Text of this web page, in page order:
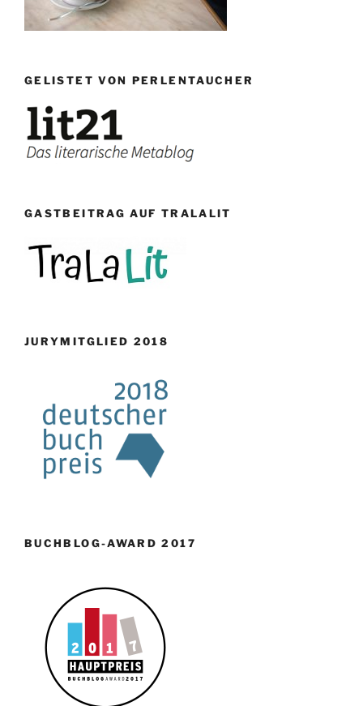
GELISTET VON PERLENTAUCHER
GASTBEITRAG AUF TRALALIT
JURYMITGLIED 2018
BUCHBLOG-AWARD 2017